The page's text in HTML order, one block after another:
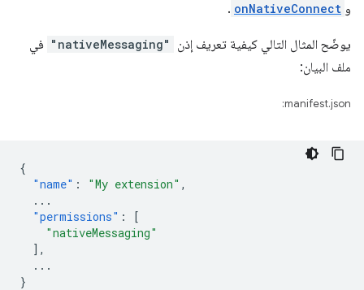
و onNativeConnect
.
يوضّح المثال التالي كيفية تعريف إذن "nativeMessaging" في
ملف البيان:
manifest.json:
{
"name" : "My extension" ,
...
"permissions" :
[
"nativeMessaging"
],
...
}